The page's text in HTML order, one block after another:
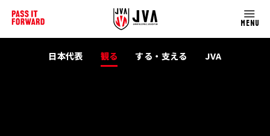
MENU
日本代表 観る する・支える JVA